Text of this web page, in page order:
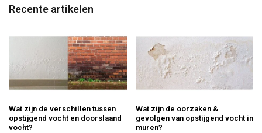
Recente artikelen
Wat zijn de verschillen tussen
opstijgend vocht en doorslaand
vocht?
Wat zijn de oorzaken &
gevolgen van opstijgend vocht in
muren?